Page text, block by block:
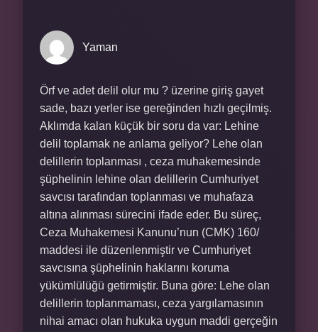
Yaman
Örf ve adet delil olur mu ? üzerine giriş gayet
sade, bazı yerler ise gereğinden hızlı geçilmiş.
Aklımda kalan küçük bir soru da var: Lehine
delil toplamak ne anlama geliyor? Lehe olan
delillerin toplanması , ceza muhakemesinde
şüphelinin lehine olan delillerin Cumhuriyet
savcısı tarafından toplanması ve muhafaza
altına alınması sürecini ifade eder. Bu süreç,
Ceza Muhakemesi Kanunu’nun (CMK) 160/
maddesi ile düzenlenmiştir ve Cumhuriyet
savcısına şüphelinin haklarını koruma
yükümlülüğü getirmiştir. Buna göre: Lehe olan
delillerin toplanmaması, ceza yargılamasının
nihai amacı olan hukuka uygun maddi gerçeğin